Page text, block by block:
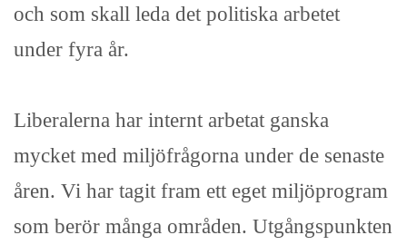
och som skall leda det politiska arbetet
under fyra år.
Liberalerna har internt arbetat ganska
mycket med miljöfrågorna under de senaste
åren. Vi har tagit fram ett eget miljöprogram
som berör många områden. Utgångspunkten